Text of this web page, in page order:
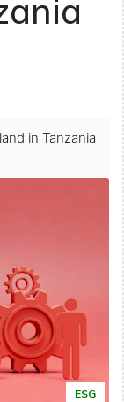
in Tanzania
ESG